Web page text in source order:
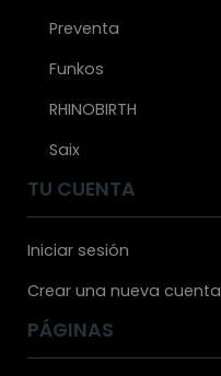
Preventa
Funkos
RHINOBIRTH
Saix
TU CUENTA
Iniciar sesión
Crear una nueva cuenta
PÁGINAS